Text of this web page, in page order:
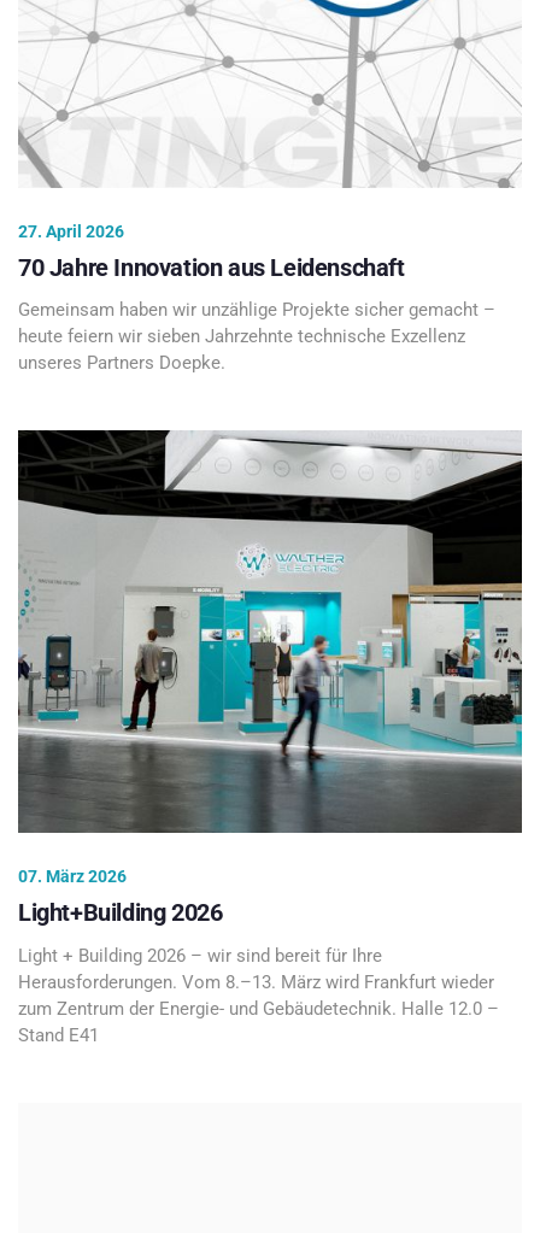
27. April 2026
70 Jahre Innovation aus Leidenschaft
Gemeinsam haben wir unzählige Projekte sicher gemacht –
heute feiern wir sieben Jahrzehnte technische Exzellenz
unseres Partners Doepke.
07. März 2026
Light+Building 2026
Light + Building 2026 – wir sind bereit für Ihre
Herausforderungen. Vom 8.–13. März wird Frankfurt wieder
zum Zentrum der Energie- und Gebäudetechnik. Halle 12.0 –
Stand E41